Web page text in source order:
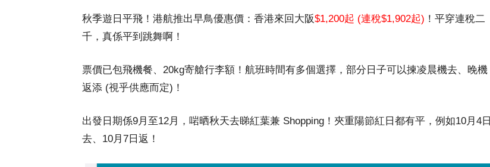
秋季遊日平飛！港航推出早鳥優惠價：香港來回大阪$1,200起 (連稅$1,902起) ！平穿連稅二
千，真係平到跳舞啊！
票價已包飛機餐、20kg寄艙行李額！航班時間有多個選擇，部分日子可以揀凌晨機去、晚機
返添 (視乎供應而定)！
出發日期係9月至12月，啱晒秋天去睇紅葉兼 Shopping！夾重陽節紅日都有平，例如10月4日
去、10月7日返！